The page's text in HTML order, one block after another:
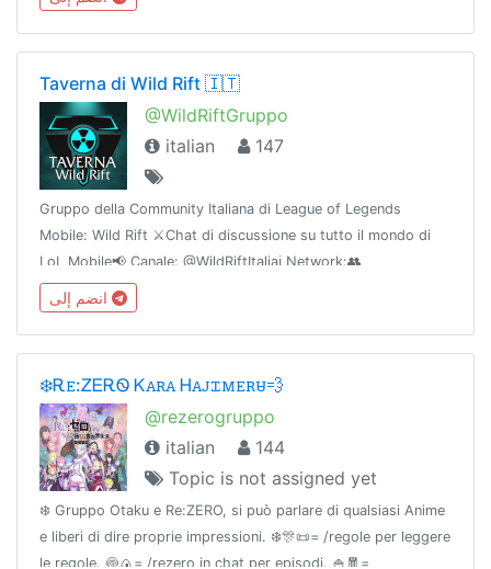
Taverna di Wild Rift 🇮🇹
@WildRiftGruppo
italian
147
Gruppo della Community Italiana di League of Legends
Mobile: Wild Rift ⚔️Chat di discussione su tutto il mondo di
LoL Mobile📢 Canale: @WildRiftItaliaℹ Network:👥
@TavernaCommunity🎧 Discord: discord.gg/hYC2su9🌐
Powered by @TavernaNetwork
❄️Ꭱꭼ:ᏃᎬᎡᏫ Ꮶꭺꭱꭺ Ꮋꭺꭻꮖꮇꭼꭱꮜ💨
@rezerogruppo
italian
144
Topic is not assigned yet
❄️ Gruppo Otaku e Re:ZERO, si può parlare di qualsiasi Anime
e liberi di dire proprie impressioni. ❄️🎊📜= /regole per leggere
le regole. 🍥🍙= /rezero in chat per episodi. 🍚🧧=